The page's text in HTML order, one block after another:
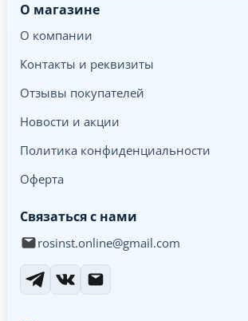
О магазине
О компании
Контакты и реквизиты
Отзывы покупателей
Новости и акции
Политика конфиденциальности
Оферта
Связаться с нами
rosinst.online@gmail.com